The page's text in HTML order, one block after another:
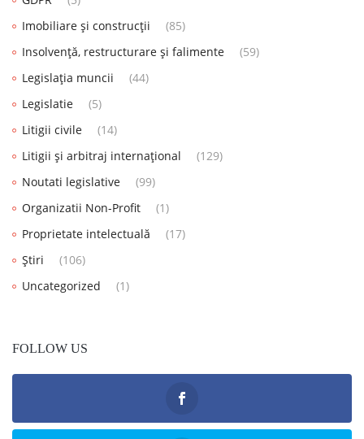
Imobiliare și construcții
(85)
Insolvență, restructurare și falimente
(59)
Legislația muncii
(44)
Legislatie
(5)
Litigii civile
(14)
Litigii și arbitraj internațional
(129)
Noutati legislative
(99)
Organizatii Non-Profit
(1)
Proprietate intelectuală
(17)
Știri
(106)
Uncategorized
(1)
FOLLOW US